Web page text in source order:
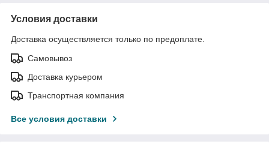
Условия доставки
Доставка осуществляется только по предоплате.
Самовывоз
Доставка курьером
Транспортная компания
Все условия доставки